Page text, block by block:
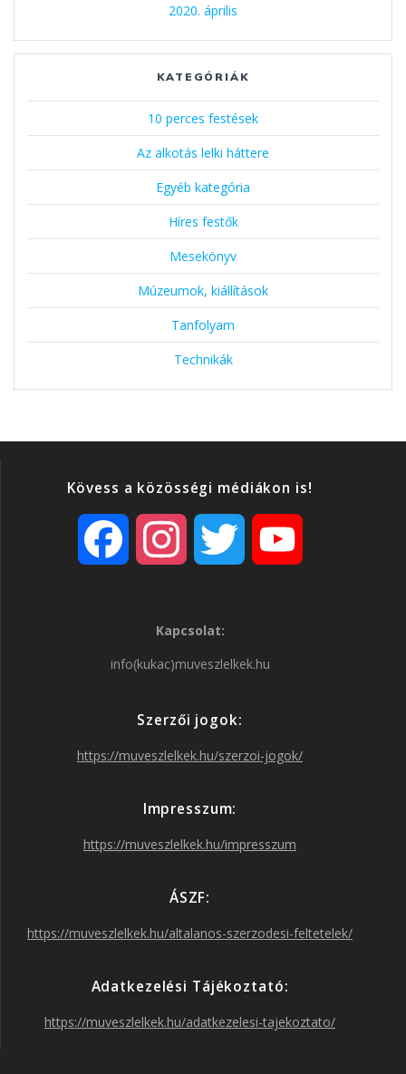
2020. április
KATEGÓRIÁK
10 perces festések
Az alkotás lelki háttere
Egyéb kategória
Híres festők
Mesekönyv
Múzeumok, kiállítások
Tanfolyam
Technikák
Kövess a közösségi médiákon is!
o
s
r
a
m
r
Kapcsolat:
info(kukac)muveszlelkek.hu
Szerzői jogok:
https://muveszlelkek.hu/szerzoi-jogok/
Impresszum:
https://muveszlelkek.hu/impresszum
ÁSZF:
https://muveszlelkek.hu/altalanos-szerzodesi-feltetelek/
Adatkezelési Tájékoztató:
https://muveszlelkek.hu/adatkezelesi-tajekoztato/